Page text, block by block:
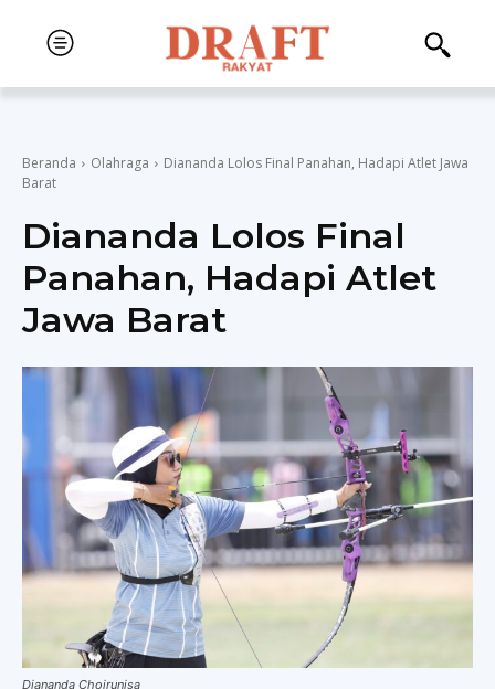
Beranda Olahraga
Diananda Lolos Final Panahan, Hadapi Atlet Jawa
Barat
Diananda Lolos Final
Panahan, Hadapi Atlet
Jawa Barat
Diananda Choirunisa